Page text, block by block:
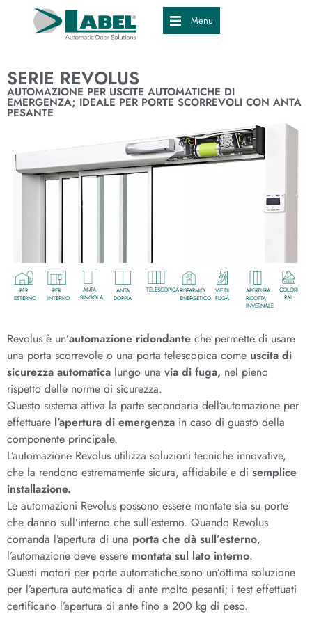
Menu
SERIE REVOLUS
AUTOMAZIONE PER USCITE AUTOMATICHE DI
EMERGENZA; IDEALE PER PORTE SCORREVOLI CON ANTA
PESANTE
PER
ESTERNO
PER
INTERNO
ANTA
SINGOLA
ANTA
DOPPIA
TELESCOPICARISPARMIO
ENERGETICO
VIE DI
FUGA
APERTURA
RIDOTTA
INVERNALE
COLORI
RAL
Revolus è un’automazione ridondante che permette di usare
una porta scorrevole o una porta telescopica come uscita di
sicurezza automatica lungo una via di fuga, nel pieno
rispetto delle norme di sicurezza.
Questo sistema attiva la parte secondaria dell’automazione per
effettuare l’apertura di emergenza in caso di guasto della
componente principale.
L’automazione Revolus utilizza soluzioni tecniche innovative,
che la rendono estremamente sicura, affidabile e di semplice
installazione.
Le automazioni Revolus possono essere montate sia su porte
che danno sull’interno che sull’esterno. Quando Revolus
comanda l’apertura di una porta che dà sull’esterno,
l’automazione deve essere montata sul lato interno.
Questi motori per porte automatiche sono un’ottima soluzione
per l’apertura automatica di ante molto pesanti; i test effettuati
certificano l’apertura di ante fino a 200 kg di peso.